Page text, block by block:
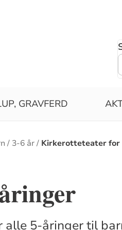
GRAVFERD
3-6 år Kirkerotteteater for
alle 5-åringer til